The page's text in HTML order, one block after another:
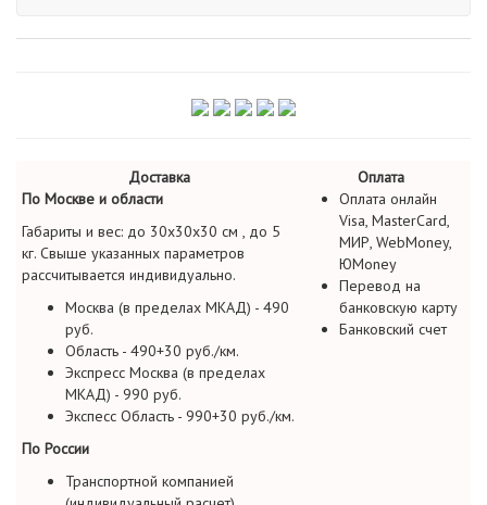
Доставка
Оплата
По Москве и области
Габариты и вес: до 30х30х30 см , до 5
кг. Свыше указанных параметров
рассчитывается индивидуально.
Москва (в пределах МКАД) - 490
руб.
Область - 490+30 руб./км.
Экспресс Москва (в пределах
МКАД) - 990 руб.
Экспесс Область - 990+30 руб./км.
По России
Транспортной компанией
Оплата онлайн
Visa, MasterCard,
МИР, WebMoney,
ЮMoney
Перевод на
банковскую карту
Банковский счет